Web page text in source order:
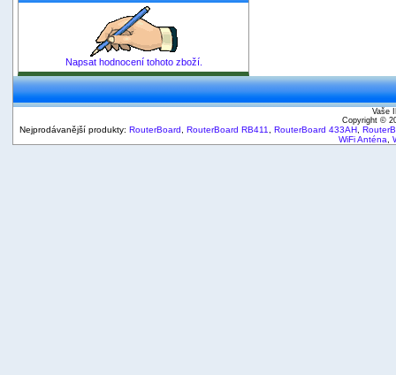
Napsat hodnocení tohoto zboží.
Vaše
Copyright ©
Nejprodávanější produkty: RouterBoard RouterBoard RB411 RouterBoard 433AH
WiFi Anténa